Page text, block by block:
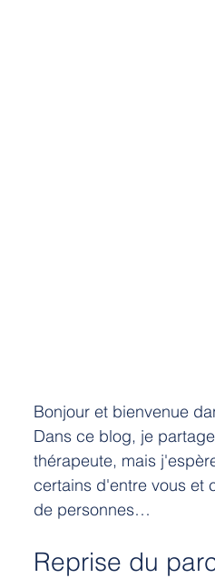
Bonjour et bienvenue
Dans ce blog, je
thérapeute, mais
certains d'entre vous et
de personnes…
Reprise du